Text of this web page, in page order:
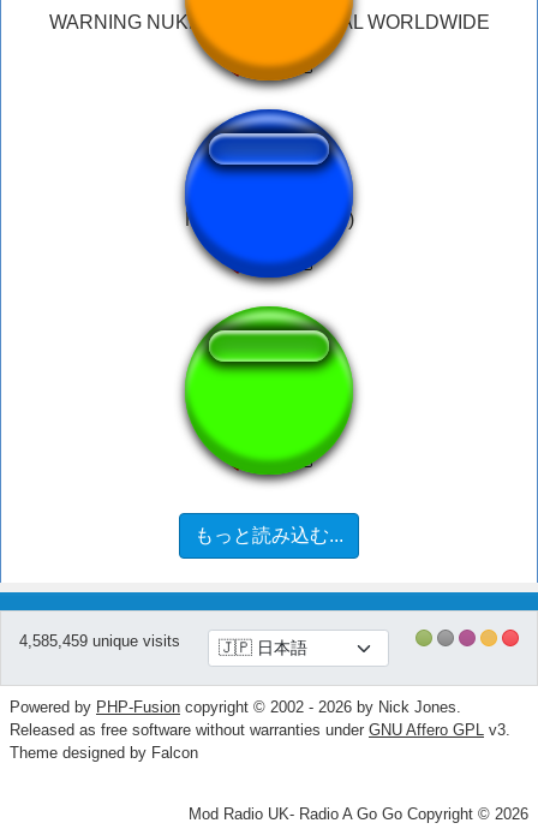
WARNING NUKING IS NOW LEGAL WORLDWIDE
Nooo! (LotR: Frodo)
もっと読み込む...
4,585,459 unique visits
Powered by PHP-Fusion copyright © 2002 - 2026 by Nick Jones.
Released as free software without warranties under GNU Affero GPL v3.
Theme designed by Falcon
Mod Radio UK- Radio A Go Go Copyright © 2026